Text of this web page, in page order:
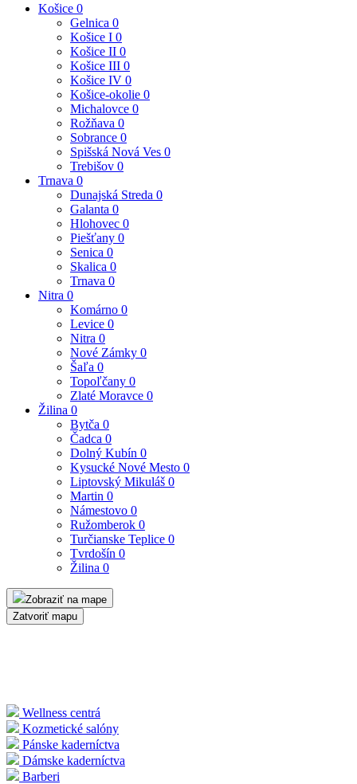
Košice 0
Gelnica 0
Košice I 0
Košice II 0
Košice III 0
Košice IV 0
Košice-okolie 0
Michalovce 0
Rožňava 0
Sobrance 0
Spišská Nová Ves 0
Trebišov 0
Trnava 0
Dunajská Streda 0
Galanta 0
Hlohovec 0
Piešťany 0
Senica 0
Skalica 0
Trnava 0
Nitra 0
Komárno 0
Levice 0
Nitra 0
Nové Zámky 0
Šaľa 0
Topoľčany 0
Zlaté Moravce 0
Žilina 0
Bytča 0
Čadca 0
Dolný Kubín 0
Kysucké Nové Mesto 0
Liptovský Mikuláš 0
Martin 0
Námestovo 0
Ružomberok 0
Turčianske Teplice 0
Tvrdošín 0
Žilina 0
Zobraziť na mape
Zatvoriť mapu
Wellness centrá
Kozmetické salóny
Pánske kaderníctva
Dámske kaderníctva
Barberi